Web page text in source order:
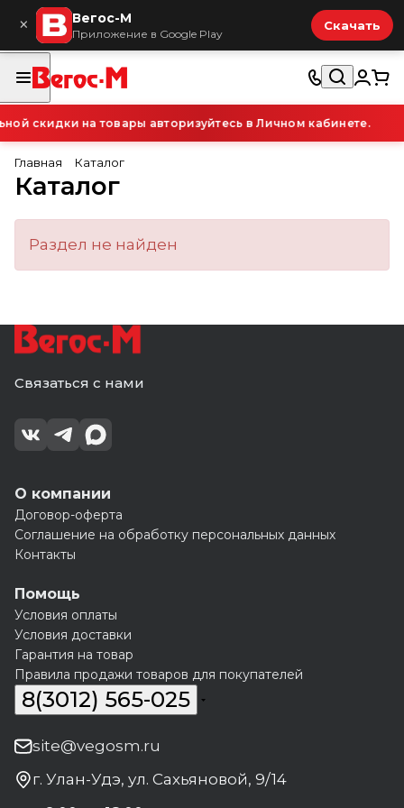
× Вегос-М
Приложение в Google Play
Скачать
скидки на товары авторизуйтесь в Личном кабинете.
Главная Каталог
Каталог
Раздел не найден
Связаться с нами
О компании
Договор-оферта
Соглашение на обработку персональных данных
Контакты
Помощь
Условия оплаты
Условия доставки
Гарантия на товар
Правила продажи товаров для покупателей
8(3012) 565-025
site@vegosm.ru
г. Улан-Удэ, ул. Сахьяновой, 9/14